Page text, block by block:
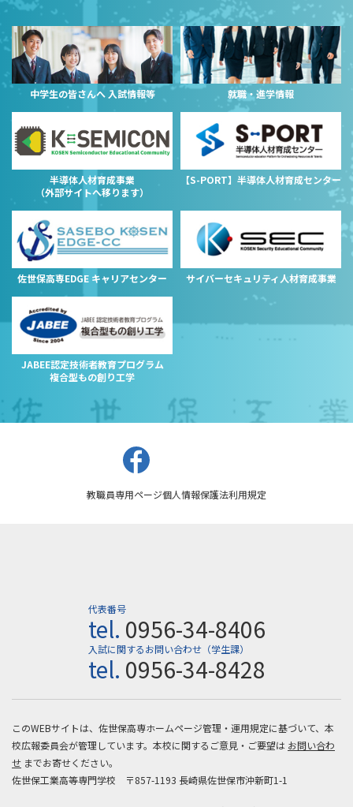
中学生の皆さんへ 入試情報等 就職・進学情報
半導体人材育成事業
（外部サイトへ移ります）
【S-PORT】半導体人材育成センター
佐世保高専EDGE キャリアセンター サイバーセキュリティ人材育成事業
JABEE認定技術者教育プログラム
複合型もの創り工学
教職員専用ページ個人情報保護法利用規定
代表番号
tel. 0956-34-8406
入試に関するお問い合わせ（学生課）
tel. 0956-34-8428
このWEBサイトは、佐世保高専ホームページ管理・運用規定に基づいて、本
校広報委員会が管理しています。本校に関するご意見・ご要望は お問い合わ
せ までお寄せください。
佐世保工業高等専門学校 〒857-1193 長崎県佐世保市沖新町1-1